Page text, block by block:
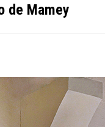
de Mamey